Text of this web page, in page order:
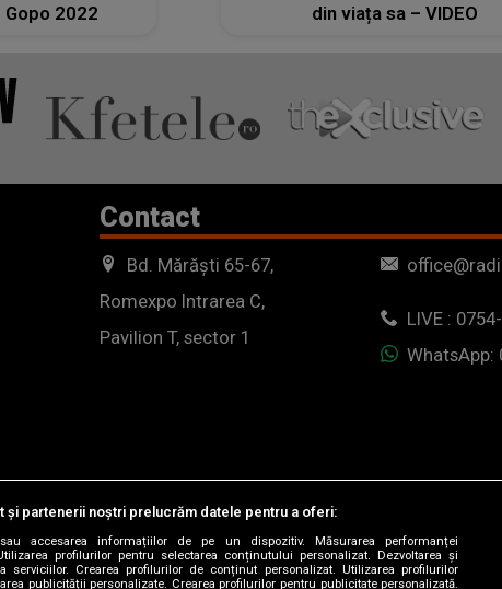
Gopo 2022
din viața sa – VIDEO
Contact
Bd. Mărăști 65-67,
Romexpo Intrarea C,
Pavilion T, sector 1
LIVE :
WhatsApp:
și partenerii noștri prelucrăm datele pentru a oferi:
sau accesarea informațiilor de pe un dispozitiv. Măsurarea performanței
profilurilor pentru selectarea conținutului personalizat. Dezvoltarea și
serviciilor. Crearea profilurilor de conținut personalizat. Utilizarea profilurilor
publicității personalizate. Crearea profilurilor pentru publicitate personalizată.